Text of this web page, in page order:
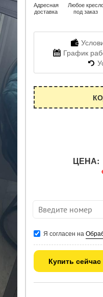
Адресная
доставка
Любое
под заказ
График
ЦЕНА:
Я согласен на
Купить сейчас